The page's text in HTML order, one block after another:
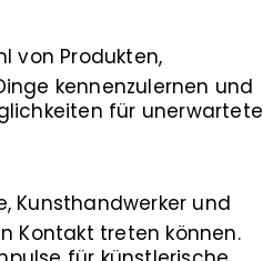
von Produkten,
kennenzulernen und
für unerwartete
Kunsthandwerker und
Kontakt treten können.